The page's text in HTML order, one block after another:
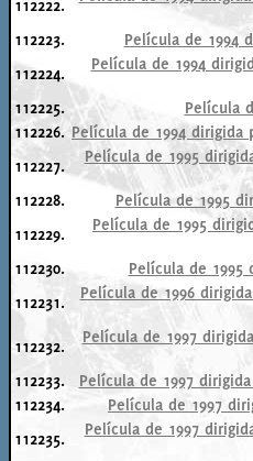
112222.
112223.
Película de 1994
112224.
Película de 1994
112225.
Película
112226. Película de 1994 dirigida
112227.
Película de 1995
112228.
Película de 1995
112229.
Película de 1995
112230.
Película de 1995
112231.
Película de 1996
112232.
Película de 1997
112233.
Película de 1997
112234.
Película de 1997
112235.
Película de 1997